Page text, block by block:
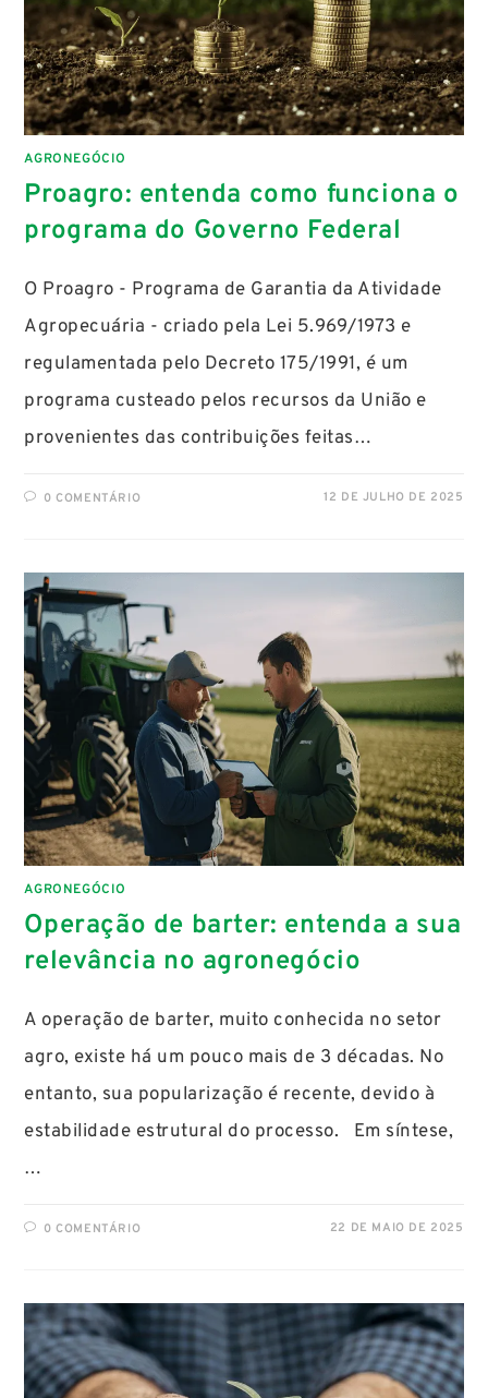
AGRONEGÓCIO
Proagro: entenda como funciona o
programa do Governo Federal
O Proagro - Programa de Garantia da Atividade
Agropecuária - criado pela Lei 5.969/1973 e
regulamentada pelo Decreto 175/1991, é um
programa custeado pelos recursos da União e
provenientes das contribuições feitas…
0 COMENTÁRIO 12 DE JULHO DE 2025
AGRONEGÓCIO
Operação de barter: entenda a sua
relevância no agronegócio
A operação de barter, muito conhecida no setor
agro, existe há um pouco mais de 3 décadas. No
entanto, sua popularização é recente, devido à
estabilidade estrutural do processo. Em síntese,
…
0 COMENTÁRIO 22 DE MAIO DE 2025